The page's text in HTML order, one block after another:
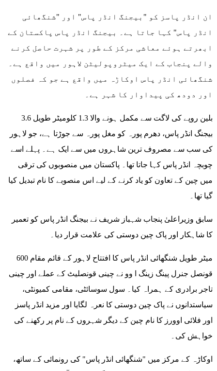
ان انڈر پاسز کو "بیجنگ انڈر پاس" اور "شنگھائی
انڈر پاس" کہا جاتا ہے۔ بیجنگ انڈر پاس پاکستان کے
ابھرتے ہوئے معاشی مرکز کے طور پر شہرت حاصل کرنے
والے پنجاب کے ایک میٹروپولیٹن لاہور میں واقع ہے۔
شنگھائی انڈر پاس اوکاڑہ میں واقع ہے جو کہ فصلوں
اور دودھ کی پیداوار کا شہر ہے۔
3.6 بلین روپے کی لاگت سے مکمل ہونے والا 1.3 کلومیٹر طویل
بیجنگ انڈر پاس، دھرم پورہ کو مغل پورہ سے جوڑتا ہے، جو لاہور
کی سب سے مصروف ترین شاہروں میں سے ایک ہے۔ پہلے اسے
چوبچہ انڈر پاس کہا جاتا تھا۔ پاکستان میں منصوبوں کی ترقی
میں چین کے تعاون کو یاد کرنے کے لیے اس منصوبے کا نام تبدیل کیا
گیا تھا۔
سابق وزیراعلیٰ پنجاب شہباز شریف نے بیجنگ انڈر پاس کو تعمیر
کا شاہکار اور پاک چین دوستی کی علامت قرار دیا۔
600 میٹر طویل شنگھائی انڈر پاس کا افتتاح لاہور کے قائم مقام
قونصل جنرل پینگ زینگ ا وو نے چینی قونصلیٹ کے عملے اور چینی
تاجر برادری کے ہمراہ کیا۔ سول سوسائٹی، مقامی کمیونٹی،
سیاستدانوں نے پاک چین دوستی کا نعرہ لگایا اور مزید انڈر پاسز
اور فلائی اوورز کا نام چین کے دیگر شہروں کے نام پر رکھنے کی
خواہش کی۔
اوکاڑہ کے مرکز میں "شنگھائی انڈر پاس" کی رونمائی کے ساتھ،